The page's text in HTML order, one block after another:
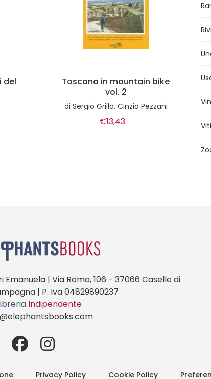
Itinerari romantici in
bicicletta
diGian Marco Pedroni
€7,75
Emanuela | Via Roma, 106 - 37066 Caselle di
| P. Iva 04829890237
Indipendente
Privacy Policy Cookie Policy